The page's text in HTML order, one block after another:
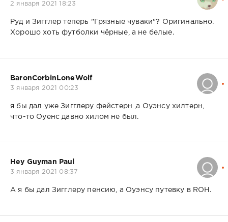
2 января 2021 18:23
Руд и Зигглер теперь "Грязные чуваки"? Оригинально.
Хорошо хоть футболки чёрные, а не белые.
BaronCorbinLoneWolf
3 января 2021 00:23
я бы дал уже Зигглеру фейстерн ,а Оуэнсу хилтерн,
что-то Оуенс давно хилом не был.
Hey Guyman Paul
3 января 2021 08:37
А я бы дал Зигглеру пенсию, а Оуэнсу путевку в ROH.